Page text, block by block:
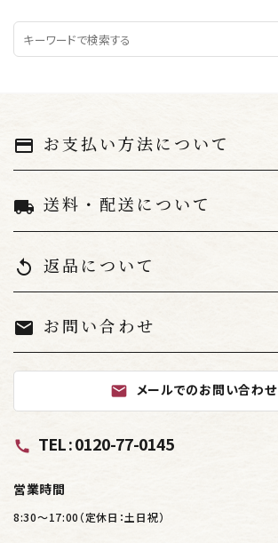
payment お支払い方法について
local_shipping 送料・配送について
replay 返品について
mail お問い合わせ
mail メールでのお問い合わせ
call TEL : 0120-77-0145
営業時間
8:30～17:00（定休日：土日祝）